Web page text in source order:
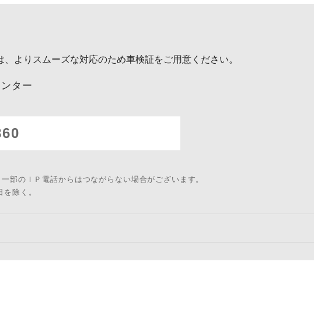
よりスムーズな対応のため車検証をご用意ください。
ター
部のＩＰ電話からはつながらない場合がございます。
除く。